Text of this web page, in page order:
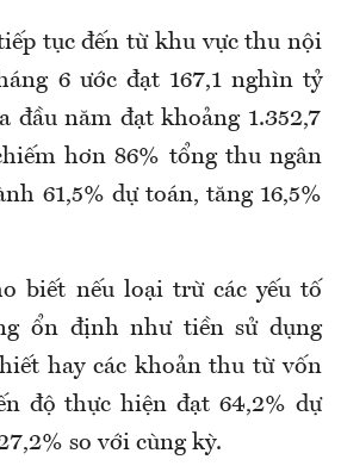
tục đến từ khu vực thu nội
6 ước đạt 167,1 nghìn tỷ
đầu năm đạt khoảng 1.352,7
hơn 86% tổng thu ngân
61,5% dự toán, tăng 16,5%
biết nếu loại trừ các yếu tố
ổn định như tiền sử dụng
hay các khoản thu từ vốn
độ thực hiện đạt 64,2% dự
so với cùng kỳ.